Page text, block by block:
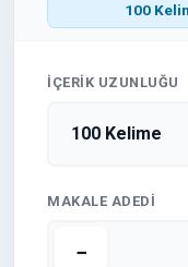
100
İÇERIK UZUNLUĞU
MAKALE ADEDI
−